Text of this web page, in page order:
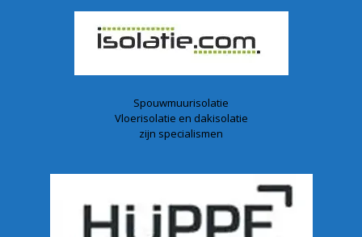
Spouwmuurisolatie
Vloerisolatie en dakisolatie
zijn specialismen